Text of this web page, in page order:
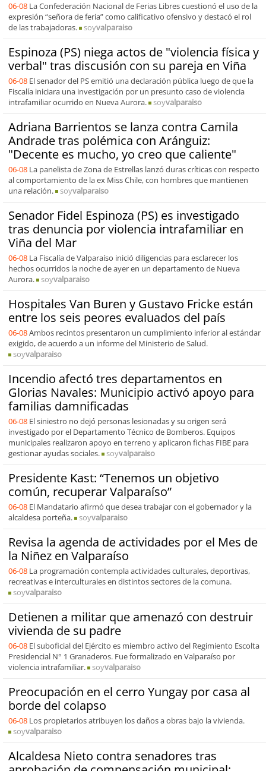
06-08 La Confederación Nacional de Ferias Libres cuestionó el uso de la
expresión “señora de feria” como calificativo ofensivo y destacó el rol
de las trabajadoras.
soyvalparaiso
Espinoza (PS) niega actos de "violencia física y
verbal" tras discusión con su pareja en Viña
06-08 El senador del PS emitió una declaración pública luego de que la
Fiscalía iniciara una investigación por un presunto caso de violencia
intrafamiliar ocurrido en Nueva Aurora.
soyvalparaiso
Adriana Barrientos se lanza contra Camila
Andrade tras polémica con Aránguiz:
"Decente es mucho, yo creo que caliente"
06-08 La panelista de Zona de Estrellas lanzó duras críticas con respecto
al comportamiento de la ex Miss Chile, con hombres que mantienen
una relación.
soyvalparaiso
Senador Fidel Espinoza (PS) es investigado
tras denuncia por violencia intrafamiliar en
Viña del Mar
06-08 La Fiscalía de Valparaíso inició diligencias para esclarecer los
hechos ocurridos la noche de ayer en un departamento de Nueva
Aurora.
soyvalparaiso
Hospitales Van Buren y Gustavo Fricke están
entre los seis peores evaluados del país
06-08Ambos recintos presentaron un cumplimiento inferior al estándar
exigido, de acuerdo a un informe del Ministerio de Salud.
soyvalparaiso
Incendio afectó tres departamentos en
Glorias Navales: Municipio activó apoyo para
familias damnificadas
06-08 El siniestro no dejó personas lesionadas y su origen será
investigado por el Departamento Técnico de Bomberos. Equipos
municipales realizaron apoyo en terreno y aplicaron fichas FIBE para
gestionar ayudas sociales.
soyvalparaiso
Presidente Kast: “Tenemos un objetivo
común, recuperar Valparaíso”
06-08 El Mandatario afirmó que desea trabajar con el gobernador y la
alcaldesa porteña.
soyvalparaiso
Revisa la agenda de actividades por el Mes de
la Niñez en Valparaíso
06-08 La programación contempla actividades culturales, deportivas,
recreativas e interculturales en distintos sectores de la comuna.
soyvalparaiso
Detienen a militar que amenazó con destruir
vivienda de su padre
06-08 El suboficial del Ejército es miembro activo del Regimiento Escolta
Presidencial N° 1 Granaderos. Fue formalizado en Valparaíso por
violencia intrafamiliar.
soyvalparaiso
Preocupación en el cerro Yungay por casa al
borde del colapso
06-08 Los propietarios atribuyen los daños a obras bajo la vivienda.
soyvalparaiso
Alcaldesa Nieto contra senadores tras